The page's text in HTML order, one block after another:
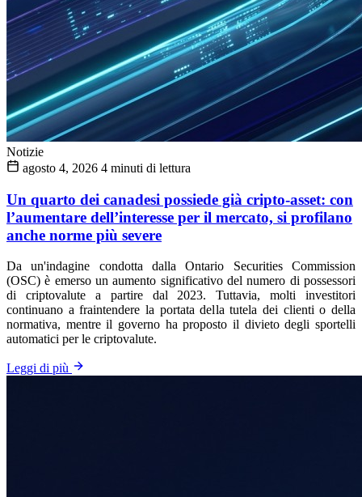
Notizie
agosto 4, 2026 4 minuti di lettura
Un quarto dei canadesi possiede già cripto-asset: con
l’aumentare dell’interesse per il mercato, si profilano
anche norme più severe
Da un'indagine condotta dalla Ontario Securities Commission
(OSC) è emerso un aumento significativo del numero di possessori
di criptovalute a partire dal 2023. Tuttavia, molti investitori
continuano a fraintendere la portata della tutela dei clienti o della
normativa, mentre il governo ha proposto il divieto degli sportelli
automatici per le criptovalute.
Leggi di più